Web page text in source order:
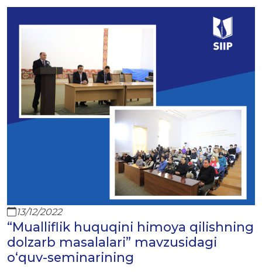
13/12/2022
“Mualliflik huquqini himoya qilishning
dolzarb masalalari” mavzusidagi
o‘quv-seminarining